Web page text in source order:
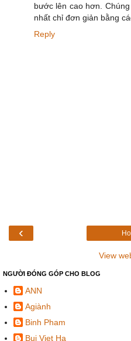
bước lên cao hơn.
nhất chỉ đơn giản bằng
Reply
‹
View
NGƯỜI ĐÓNG GÓP CHO BLOG
ANN
Agiành
Binh Pham
Bui Viet Ha